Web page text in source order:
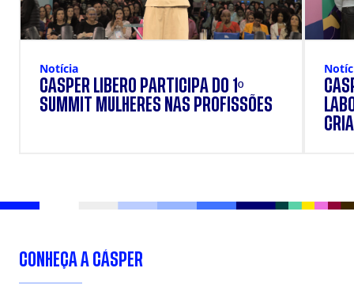
Notícia
CÁSPER LÍBERO PARTICIPA DO 1º
SUMMIT MULHERES NAS PROFISSÕES
CONHEÇA A CÁSPER